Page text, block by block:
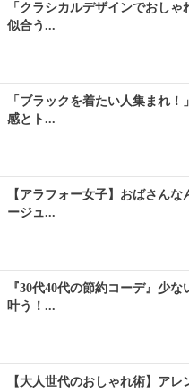
「クラシカルデザインでおしゃ
似合う...
「ブラックを着たい人集まれ
感とト...
【アラフォー女子】おばさん
ージュ...
『30代40代の節約コーデ』少
叶う！...
【大人世代のおしゃれ術】ア